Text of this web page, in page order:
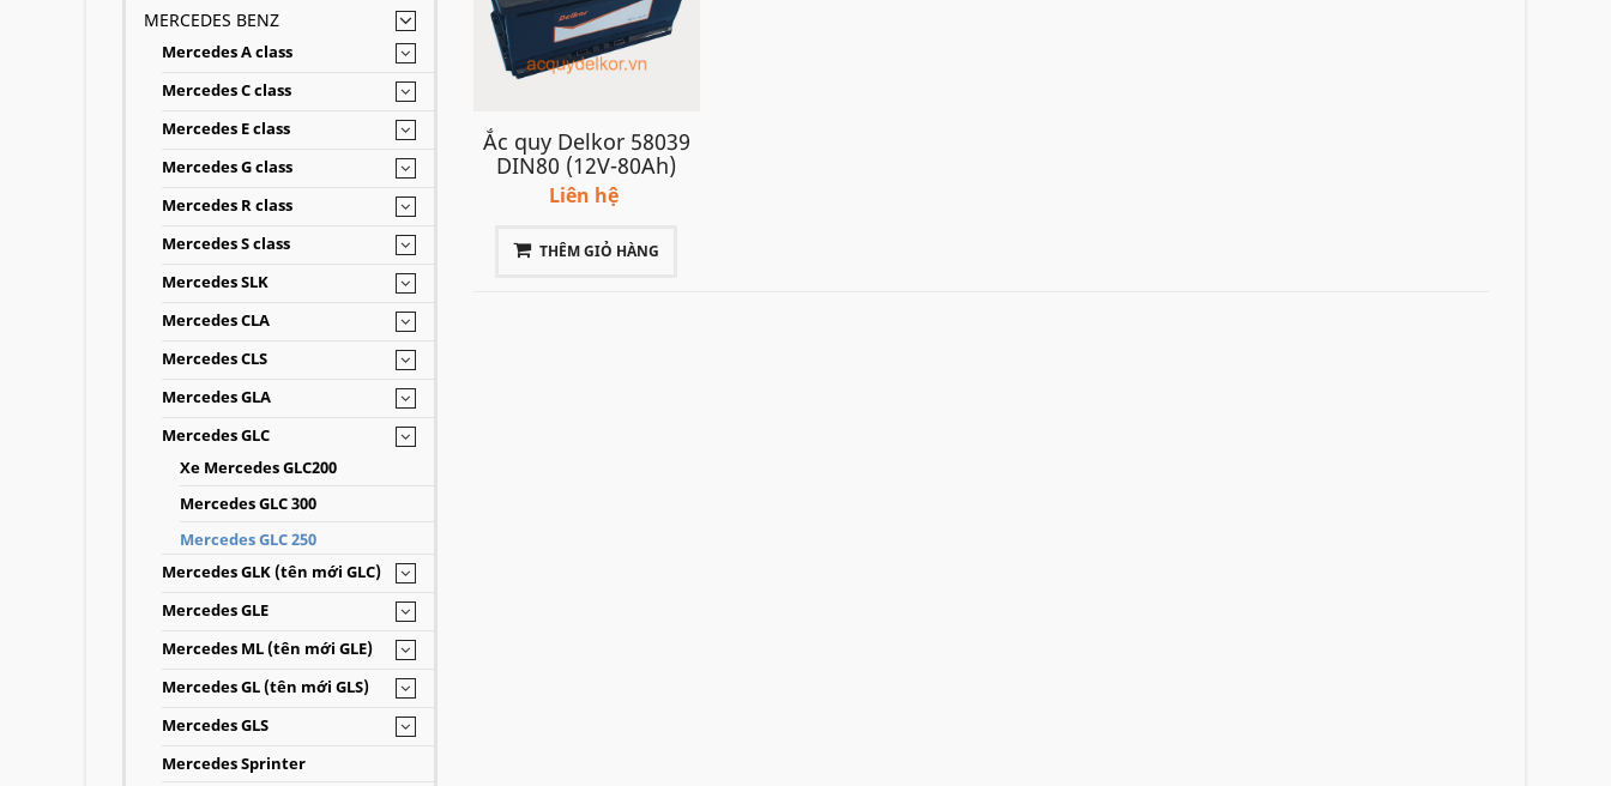
MERCEDES BENZ
Mercedes A class
Mercedes C class
Mercedes E class
Mercedes G class
Mercedes R class
Mercedes S class
Mercedes SLK
Mercedes CLA
Mercedes CLS
Mercedes GLA
Mercedes GLC
Xe Mercedes GLC200
Mercedes GLC 300
Mercedes GLC 250
Mercedes GLK (tên mới GLC)
Mercedes GLE
Mercedes ML (tên mới GLE)
Mercedes GL (tên mới GLS)
Mercedes GLS
Mercedes Sprinter
Ắc quy Delkor 58039
DIN80 (12V-80Ah)
Liên hệ
THÊM GIỎ HÀNG